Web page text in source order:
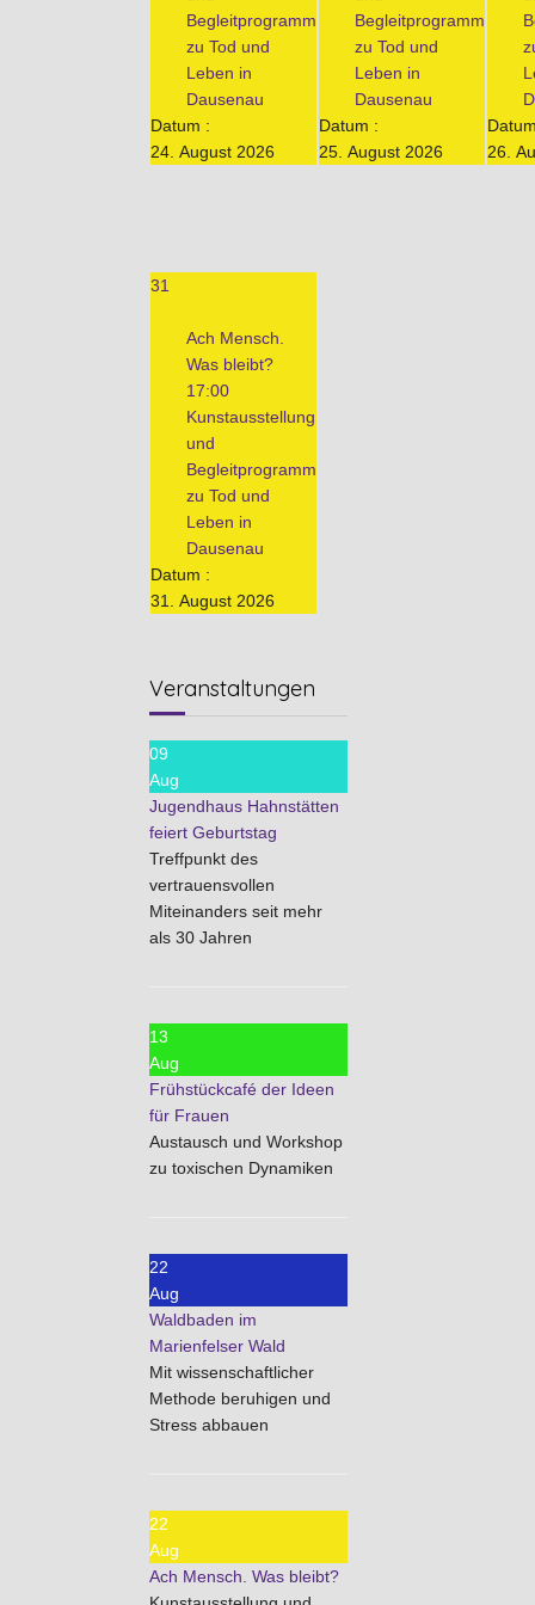
Begleitprogramm
zu Tod und
Leben in
Dausenau
Datum :
24. August 2026
Begleitprogramm
zu Tod und
Leben in
Dausenau
Datum :
25. August 2026
26.
31
Ach Mensch.
Was bleibt?
17:00
Kunstausstellung
und
Begleitprogramm
zu Tod und
Leben in
Dausenau
Datum :
31. August 2026
Veranstaltungen
09
Aug
Jugendhaus Hahnstätten
feiert Geburtstag
Treffpunkt des
vertrauensvollen
Miteinanders seit mehr
als 30 Jahren
13
Aug
Frühstückcafé der Ideen
für Frauen
Austausch und Workshop
zu toxischen Dynamiken
22
Aug
Waldbaden im
Marienfelser Wald
Mit wissenschaftlicher
Methode beruhigen und
Stress abbauen
22
Aug
Ach Mensch. Was bleibt?